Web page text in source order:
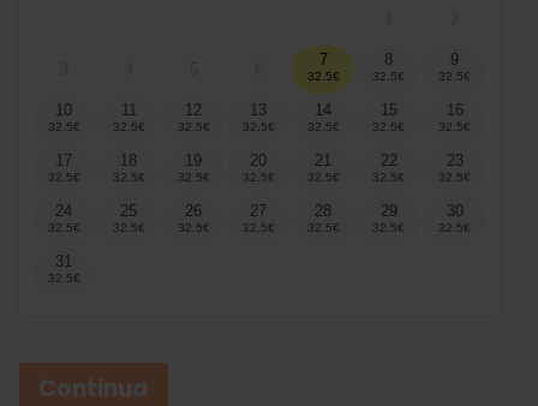
7 8 9
10 11 12 13 14 15 16
17 18 19 20 21 22 23
24 25 26 27 28 29 30
31
Continua